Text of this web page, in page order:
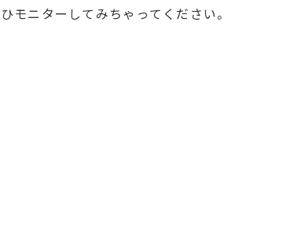
モニターしてみちゃってください。